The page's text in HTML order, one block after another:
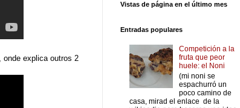
onde explica outros 2
Vistas de página en el último mes
Entradas populares
Competición a la
fruta que peor
huele: el Noni
(mi noni se
espachurró un
poco camino de
casa, mirad el enlace de la